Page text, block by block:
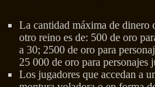
La cantidad máxima de dinero
otro reino es de: 500 de oro
a 30; 2500 de oro para
25 000 de oro para personajes
Los jugadores que accedan a